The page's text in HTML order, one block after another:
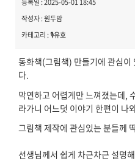
등록일 : 2025-05-01 18:45
작성자 : 원두맘
카테고리 : 🎙️유호
동화책(그림책) 만들기에 관심이
다.
막연하고 어렵게만 느껴졌는데,
라가니 어느덧 이야기 한편이 나
그림책 제작에 관심있는 분들께
선생님께서 쉽게 차근차근 설명